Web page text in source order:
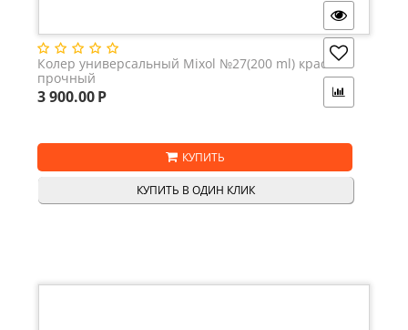
Колер универсальный Mixol №27(200 ml) красный
прочный
3 900.00Р
КУПИТЬ
КУПИТЬ В ОДИН КЛИК